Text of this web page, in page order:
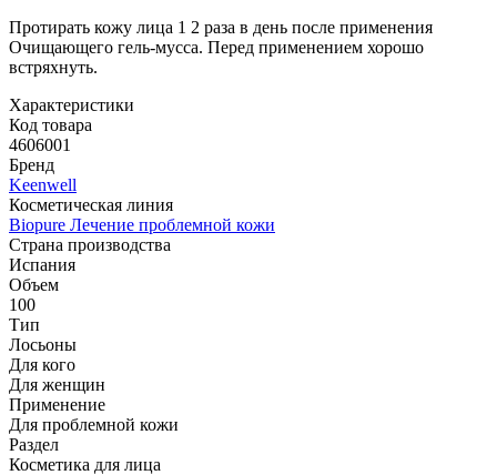
Протирать кожу лица 1 2 раза в день после применения
Очищающего гель-мусса. Перед применением хорошо
встряхнуть.
Характеристики
Код товара
4606001
Бренд
Keenwell
Косметическая линия
Biopure Лечение проблемной кожи
Страна производства
Испания
Объем
100
Тип
Лосьоны
Для кого
Для женщин
Применение
Для проблемной кожи
Раздел
Косметика для лица